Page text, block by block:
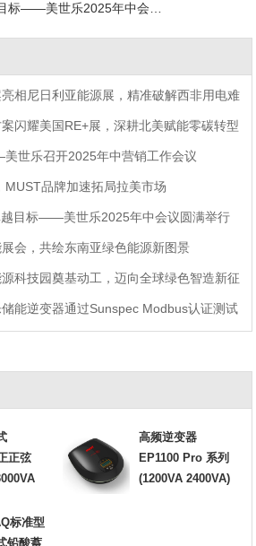
聚焦核心责任 · 冲刺卓越目标——美世乐2025年中会议圆满举行
相尼日利亚能源展，精准破解西非用电难
闪耀美国RE+展，深耕北美赋能零碳转型
世乐召开2025年中营销工作会议
MUST品牌加速拓局拉美市场
越目标——美世乐2025年中会议圆满举行
会，共绘东南亚绿色能源新图景
科技园奠基动工，迈向全球绿色智造新征
能逆变器通过Sunspec Modbus认证测试
正弦
高频逆变器
EP1100 Pro 系列
(1200VA 2400VA)
标准型
铅酸蓄